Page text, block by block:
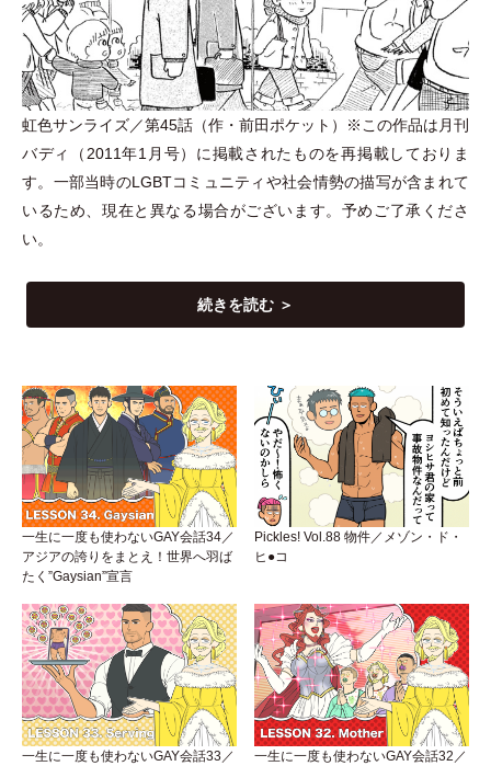
虹色サンライズ／第45話 （作 ・ 前田ポケット ）
※この作品は月刊
バディ
（2011年1月号） に掲載されたものを再掲載しておりま
す。一部当時のLGBTコミュニティや社会情勢の描写が含まれて
いるため、現在と異なる場合がございます。予めご了承くださ
い。
続きを読む ＞
一生に一度も使わないGAY会話34／
アジアの誇りをまとえ！世界へ羽ば
たく”Gaysian”宣言
Pickles! Vol.88 物件／メゾン・ド・
ヒ●コ
一生に一度も使わないGAY会話33／
一生に一度も使わないGAY会話32／